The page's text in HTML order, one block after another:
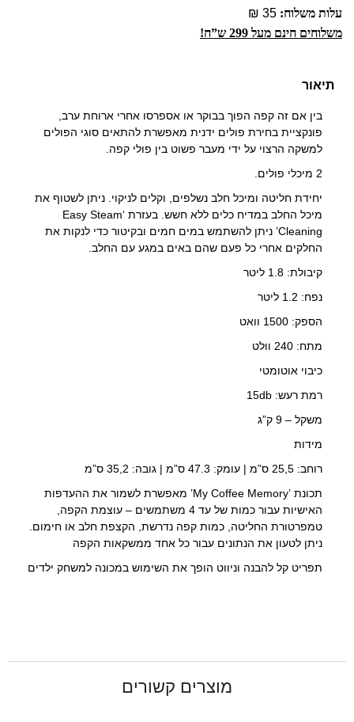
עלות משלוח:
משלוחים חינם מעל 299 ש”ח!
תיאור
בין אם זה קפה הפוך בבוקר או אספרסו אחרי ארוחת ערב,
פונקציית בחירת פולים ידנית מאפשרת להתאים סוגי הפולים
למשקה הרצוי על ידי מעבר פשוט בין פולי קפה.
2 מיכלי פולים.
יחידת חליטה ומיכל חלב נשלפים, וקלים לניקוי. ניתן לשטוף את
מיכל החלב במדיח כלים ללא חשש. בעזרת ‘Easy Steam
Cleaning’ ניתן להשתמש במים חמים ובקיטור כדי לנקות את
החלקים אחרי כל פעם שהם באים במגע עם החלב.
קיבולת: 1.8 ליטר
נפח: 1.2 ליטר
הספק: 1500 וואט
מתח: 240 וולט
כיבוי אוטומטי
רמת רעש: 15db
משקל – 9 ק”ג
מידות
רוחב: 25,5 ס”מ | עומק: 47.3 ס”מ | גובה: 35,2 ס”מ
תכונת ’My Coffee Memory’ מאפשרת לשמור את ההעדפות
האישיות עבור כמות של עד 4 משתמשים – עוצמת הקפה,
טמפרטורת החליטה, כמות קפה נדרשת, הקצפת חלב או חימום.
ניתן לטעון את הנתונים עבור כל אחד ממשקאות הקפה
תפריט קל להבנה וניווט הופך את השימוש במכונה למשחק ילדים
מוצרים קשורים